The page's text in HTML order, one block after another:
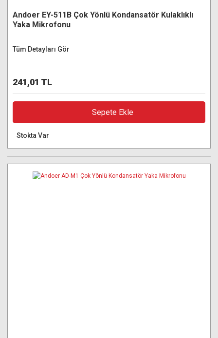
Andoer EY-511B Çok Yönlü Kondansatör Kulaklıklı
Yaka Mikrofonu
Tüm Detayları Gör
241,01 TL
Sepete Ekle
Stokta Var